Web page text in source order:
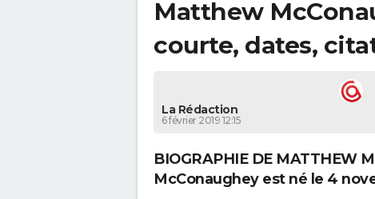
Matthew
courte, dates,
La Rédaction
6 février 2019 12:15
BIOGRAPHIE DE MATTHEW
McConaughey est né le 4